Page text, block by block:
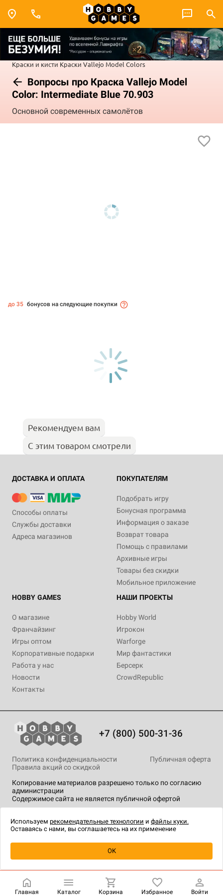
Краски и кисти Краски Vallejo Model Colors
Вопросы про Краска Vallejo Model
Color: Intermediate Blue 70.903
Основной современных самолётов
Уведомить о наличии
до 35 бонусов на следующие покупки
Рекомендуем вам
С этим товаром смотрели
ДОСТАВКА И ОПЛАТА
Способы оплаты
Службы доставки
Адреса магазинов
ПОКУПАТЕЛЯМ
Подобрать игру
Бонусная программа
Информация о заказе
Возврат товара
Помощь с правилами
Архивные игры
Товары без скидки
Мобильное приложение
HOBBY GAMES
О магазине
Франчайзинг
Игры оптом
Корпоративные подарки
Работа у нас
Новости
Контакты
НАШИ ПРОЕКТЫ
Hobby World
Игрокон
Warforge
Мир фантастики
Берсерк
CrowdRepublic
+7 (800) 500-31-36
Копирование материалов разрешено только по согласию
администрации
Содержимое сайта не является публичной офертой
Политика конфиденциальности
Публичная оферта
Правила акций со скидкой
технологии.
Главная Каталог Корзина Избранное Войти
Используем рекомендательные технологии и файлы куки.
Оставаясь с нами, вы соглашаетесь на их применение
OK